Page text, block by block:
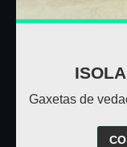
Gaxetas de